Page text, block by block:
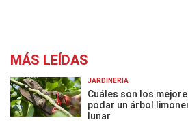
MÁS LEÍDAS
JARDINERÍA
Cuáles son los
podar un árbol
lunar